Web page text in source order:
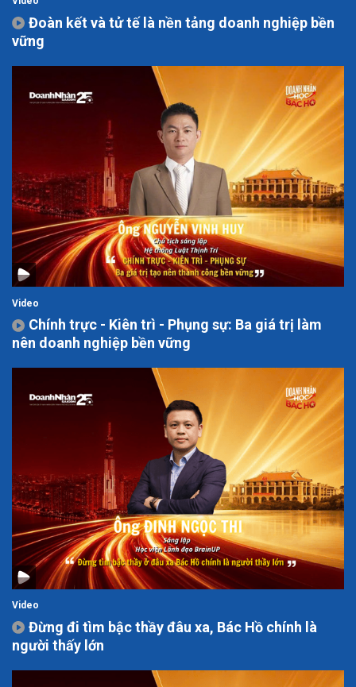
Đoàn kết và tử tế là nền tảng doanh nghiệp bền
vững
Video
Chính trực - Kiên trì - Phụng sự: Ba giá trị làm
nên doanh nghiệp bền vững
Video
Đừng đi tìm bậc thầy đâu xa, Bác Hồ chính là
người thấy lớn